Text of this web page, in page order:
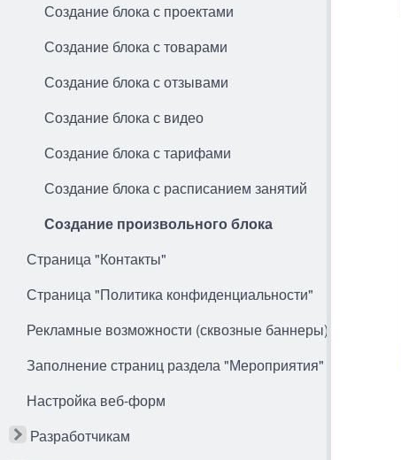
Создание блока с проектами
Создание блока с товарами
Создание блока с отзывами
Создание блока с видео
Создание блока с тарифами
Создание блока с расписанием занятий
Создание произвольного блока
Страница "Контакты"
Страница "Политика конфиденциальности"
Рекламные возможности (сквозные баннеры)
Заполнение страниц раздела "Мероприятия"
Настройка веб-форм
Разработчикам